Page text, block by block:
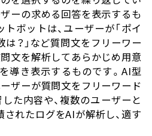
ーの求める回答を表示するも
ボットは、ユーザーが「ポイ
は？」など質問文をフリーワー
文を解析してあらかじめ用意
導き表示するものです。AI型
ザーが質問文をフリーワード
た内容や、複数のユーザーと
れたログをAIが解析し、適す